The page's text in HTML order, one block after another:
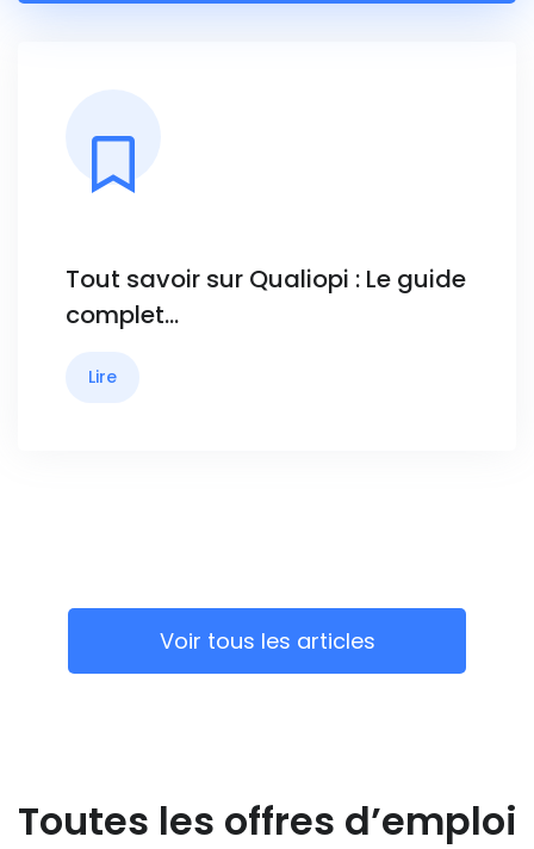
Tout savoir sur Qualiopi : Le guide
complet…
Lire
Voir tous les articles
Toutes les offres d’emploi